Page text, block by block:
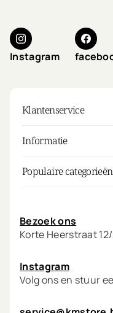
Instagram
Klantenservice
Informatie
Populaire categorieën
Bezoek ons
Korte Heerstraat
Instagram
Volg ons en stuur